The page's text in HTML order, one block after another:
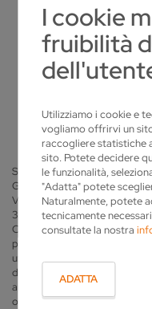
I cookie
fruibilità
Utilizziamo i cookie e
vogliamo offrirvi un
raccogliere statistiche
sito. Potete decidere
le funzionalità,
"Adatta" potete
Naturalmente, potete
tecnicamente
consultate la nostra
ADATTA
Sono vicini svevi – la
GmbH di Biberach. Negli
VOLLMER ha fornito 14
30 chilometri di distanza.
CERATIZIT lì domiciliato
perforatrici, frese, alesatori o
utilizzati in tutto il mondo
di materiali come materiali
ambiti come ad esempio
o tecnica medicinale.